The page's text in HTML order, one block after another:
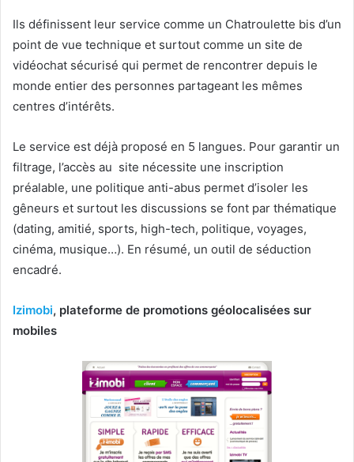
Ils définissent leur service comme un Chatroulette bis d’un
point de vue technique et surtout comme un site de
vidéochat sécurisé qui permet de rencontrer depuis le
monde entier des personnes partageant les mêmes
centres d’intérêts.
Le service est déjà proposé en 5 langues. Pour garantir un
filtrage, l’accès au site nécessite une inscription
préalable, une politique anti-abus permet d’isoler les
gêneurs et surtout les discussions se font par thématique
(dating, amitié, sports, high-tech, politique, voyages,
cinéma, musique…). En résumé, un outil de séduction
encadré.
Izimobi, plateforme de promotions géolocalisées sur
mobiles